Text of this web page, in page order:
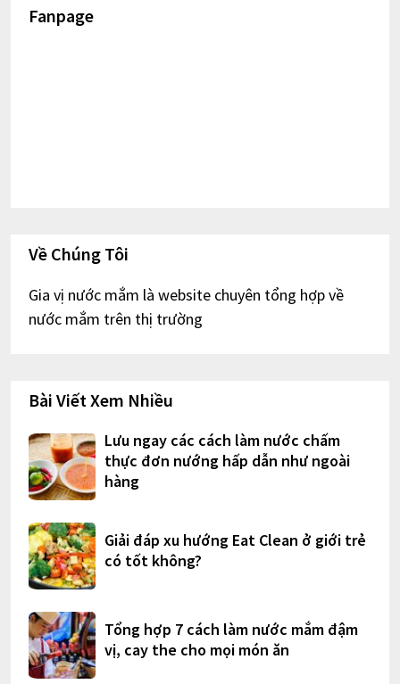
Fanpage
Về Chúng Tôi
Gia vị nước mắm là website chuyên tổng hợp về
nước mắm trên thị trường
Bài Viết Xem Nhiều
Lưu ngay các cách làm nước chấm
thực đơn nướng hấp dẫn như ngoài
hàng
Giải đáp xu hướng Eat Clean ở giới trẻ
có tốt không?
Tổng hợp 7 cách làm nước mắm đậm
vị, cay the cho mọi món ăn